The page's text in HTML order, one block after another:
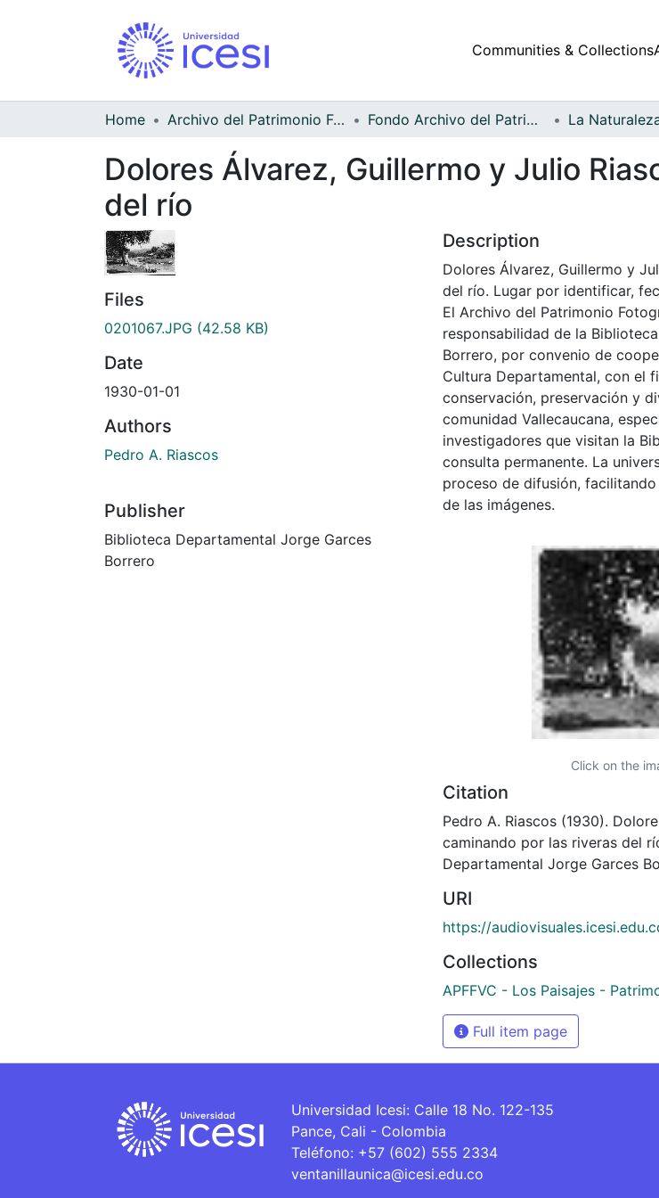
Communities & Collections
Home Archivo del Patrimonio Fotográfico y Fílmico del Valle del Cauca Fondo Archivo del Patrimonio Fotográfico y Fílmico del Valle del Cauca La
Dolores Álvarez, Guillermo y Julio
del río
Files
0201067.JPG (42.58 KB)
Date
1930-01-01
Authors
Pedro A. Riascos
Publisher
Biblioteca Departamental Jorge Garces
Borrero
Description
Dolores Álvarez, Guillermo y
del río. Lugar por identificar,
El Archivo del Patrimonio
responsabilidad de la
Borrero, por convenio de
Cultura Departamental, con el
conservación, preservación y
comunidad Vallecaucana,
investigadores que visitan la
consulta permanente. La
proceso de difusión,
de las imágenes.
Click on the
Citation
Pedro A. Riascos (1930).
caminando por las riveras del
Departamental Jorge Garces
URI
https://
Collections
APFFVC - Los Paisajes -
Full item page
Universidad Icesi: Calle 18 No. 122-135
Pance, Cali - Colombia
Teléfono: +57 (602) 555 2334
ventanillaunica@icesi.edu.co